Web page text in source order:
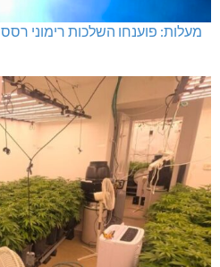
מעלות: פוענחו השלכות רימוני רסס